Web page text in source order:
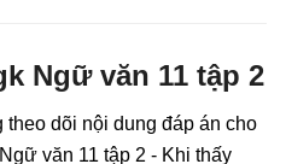
Ngữ văn 11 tập 2
dõi nội dung đáp án cho
văn 11 tập 2 - Khi thấy